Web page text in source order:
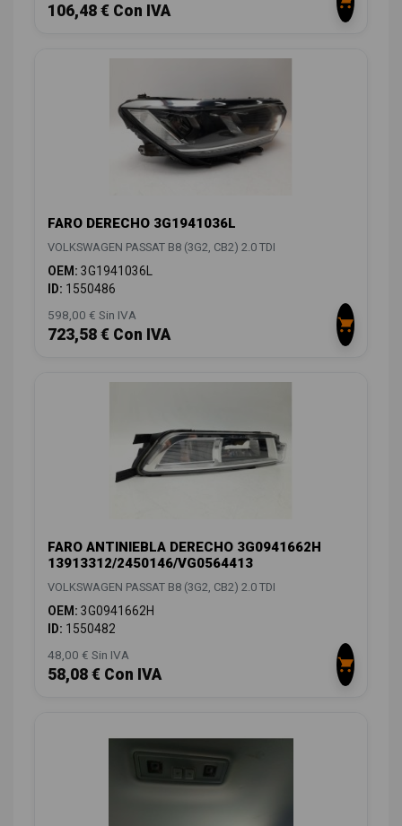
106,48 € Con IVA
FARO DERECHO 3G1941036L
VOLKSWAGEN PASSAT B8 (3G2, CB2) 2.0 TDI
OEM: 3G1941036L
ID: 1550486
598,00 € Sin IVA
723,58 € Con IVA
FARO ANTINIEBLA DERECHO 3G0941662H
13913312/2450146/VG0564413
VOLKSWAGEN PASSAT B8 (3G2, CB2) 2.0 TDI
OEM: 3G0941662H
ID: 1550482
48,00 € Sin IVA
58,08 € Con IVA